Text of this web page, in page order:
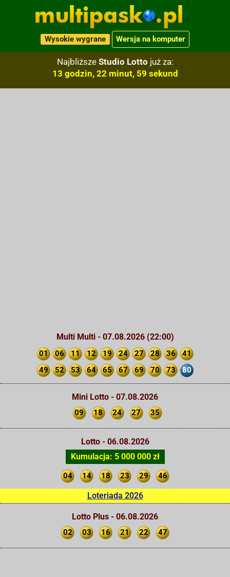
Wysokie wygrane Wersja na komputer
Najbliższe Studio Lotto już za:
13 godzin, 22 minut, 58 sekund
Multi Multi - 07.08.2026 (22:00)
01 06 11 12 19 24 27 28 36
41
49
52 53 64 65 67 69 70 73 80
Mini Lotto - 07.08.2026
09 18 24 27 35
Lotto - 06.08.2026
Kumulacja: 5 000 000 zł
04 14 18 23 29 46
Loteriada 2026
Lotto Plus - 06.08.2026
02 03 16 21 22 47